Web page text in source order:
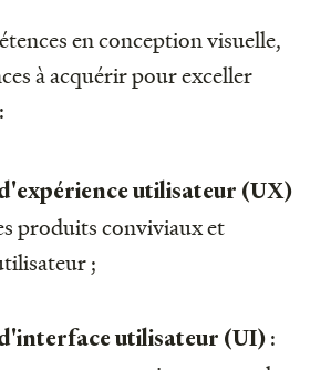
en conception visuelle,
à acquérir pour exceller
utilisateur (UX)
produits conviviaux et
;
utilisateur (UI) :